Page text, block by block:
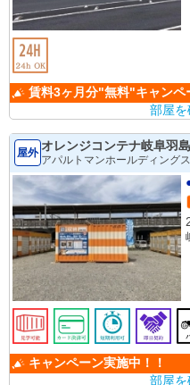
賃料3ヶ月分"無料"キャンペ
部屋を
屋外 オレンジコンテナ岐阜羽島
アパルトマンホールディング
キャンペーン実施中！！
部屋を